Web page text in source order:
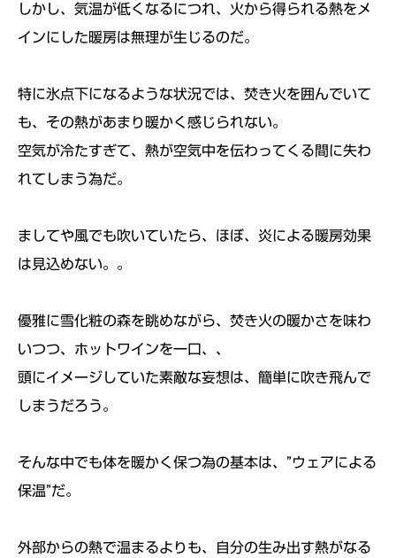
しかし、気温が低くなるにつれ、火から得られる熱をメ
インにした暖房は無理が生じるのだ。
特に氷点下になるような状況では、焚き火を囲んでいて
も、その熱があまり暖かく感じられない。
空気が冷たすぎて、熱が空気中を伝わってくる間に失わ
れてしまう為だ。
ましてや風でも吹いていたら、ほぼ、炎による暖房効果
は見込めない。。
優雅に雪化粧の森を眺めながら、焚き火の暖かさを味わ
いつつ、ホットワインを一口、、
頭にイメージしていた素敵な妄想は、簡単に吹き飛んで
しまうだろう。
そんな中でも体を暖かく保つ為の基本は、”ウェアによる
保温”だ。
外部からの熱で温まるよりも、自分の生み出す熱がなる